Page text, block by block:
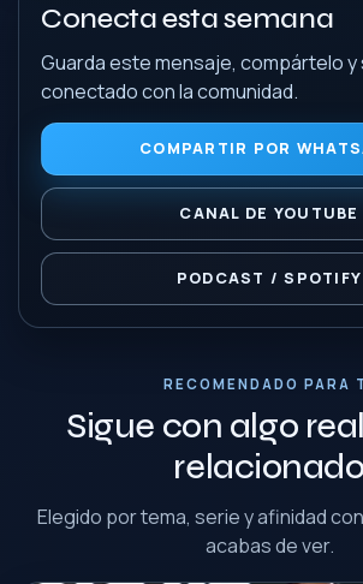
Conecta esta semana
Guarda este mensaje, compártelo y
conectado con la comunidad.
COMPARTIR POR
CANAL DE YOUTUBE
PODCAST / SPOTIFY
RECOMENDADO PARA
Sigue con algo
relacionado
Elegido por tema, serie y afinidad
acabas de ver.